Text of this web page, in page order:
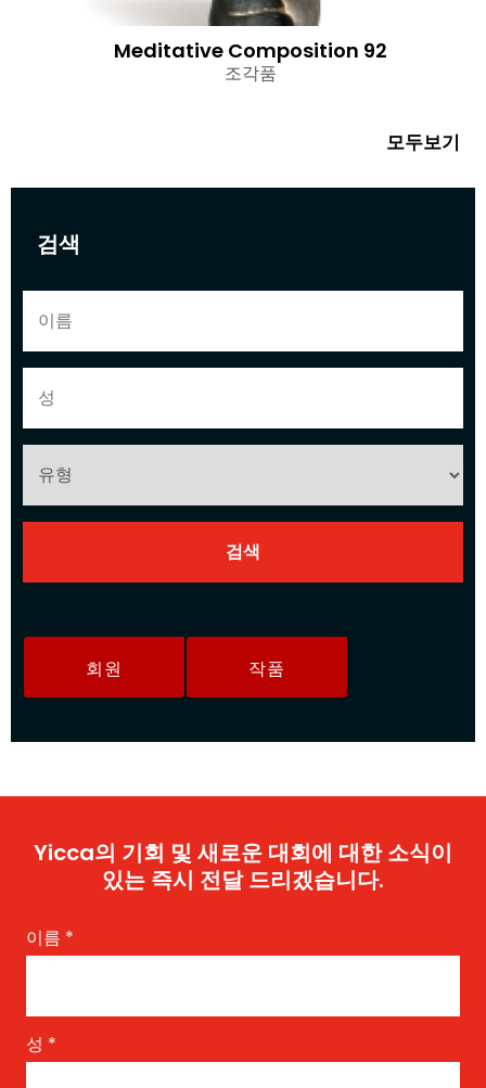
검색
회원 작품
Meditative Composition 92
조각품
모두보기
Yicca의 기회 및 새로운 대회에 대한 소식이
있는 즉시 전달 드리겠습니다.
이름 *
성 *